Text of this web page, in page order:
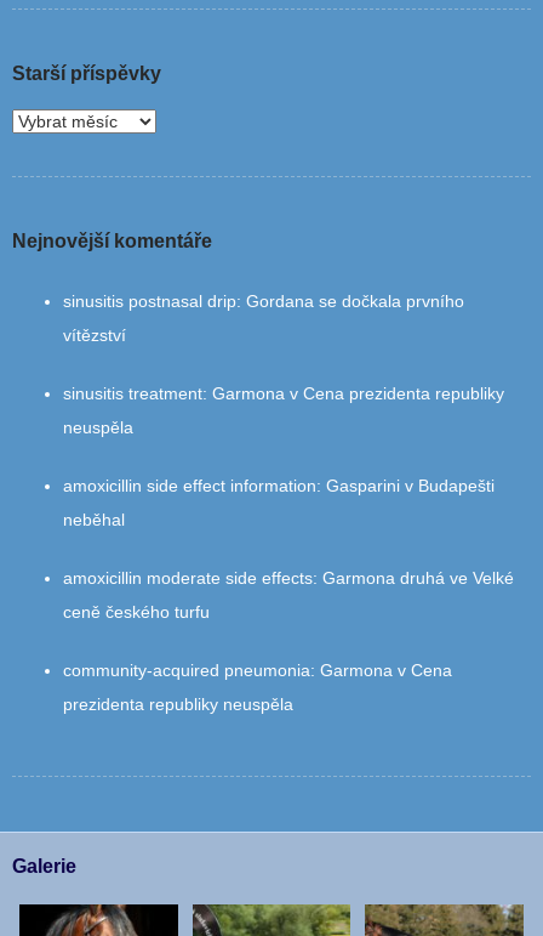
Starší příspěvky
Nejnovější komentáře
sinusitis postnasal drip: Gordana se dočkala prvního
vítězství
sinusitis treatment: Garmona v Cena prezidenta republiky
neuspěla
amoxicillin side effect information: Gasparini v Budapešti
neběhal
amoxicillin moderate side effects: Garmona druhá ve Velké
ceně českého turfu
community‑acquired pneumonia: Garmona v Cena
prezidenta republiky neuspěla
Galerie